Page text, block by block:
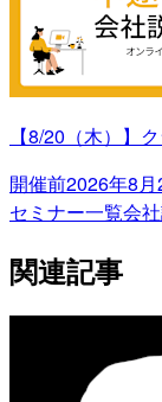
【8/20（木）】
開催前2026年8
セミナー一覧会
関連記事